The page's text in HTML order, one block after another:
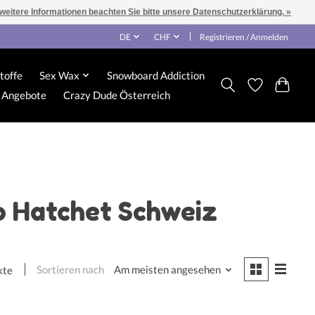
DE CHF Registrieren / Anmelden
Sex Wax
Snowboard Addiction
Angebote Crazy Dude Österreich
Schweiz
Sortieren nach Am meisten angesehen
Informationen beachten Sie bitte unsere Datenschutzerklärung. »